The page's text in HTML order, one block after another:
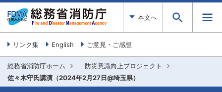
本文へ
リンク集 English ご意見・ご感想
総務省消防庁ホーム
防災意識向上プロジェクト
佐々木守氏講演（2024年2月27日@埼玉県）